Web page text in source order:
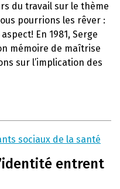
du travail sur le thème
pourrions les rêver :
En 1981, Serge
mémoire de maîtrise
sur l’implication des
sociaux de la santé
entrent